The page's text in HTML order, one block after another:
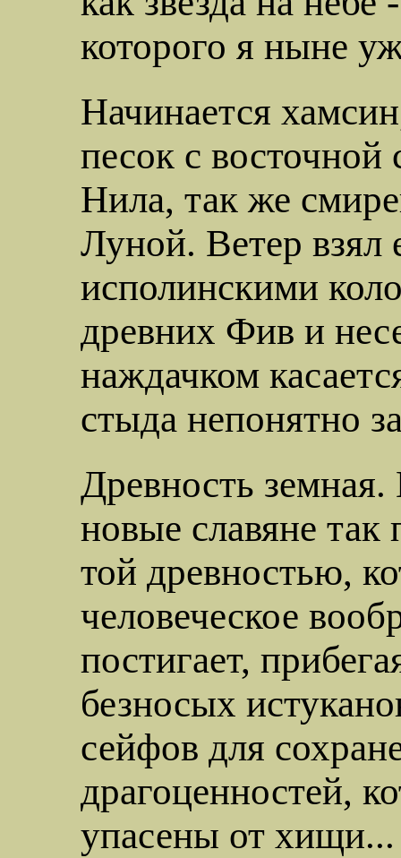
которого я ныне
Начинается
песок с
Нила, так же
Луной. Ветер взял
исполинскими
древних Фив и
наждачком
стыда непонятно
Древность земная.
новые славяне так
той древностью,
человеческое
постигает,
безносых
сейфов для
драгоценностей,
упасены от хищи...